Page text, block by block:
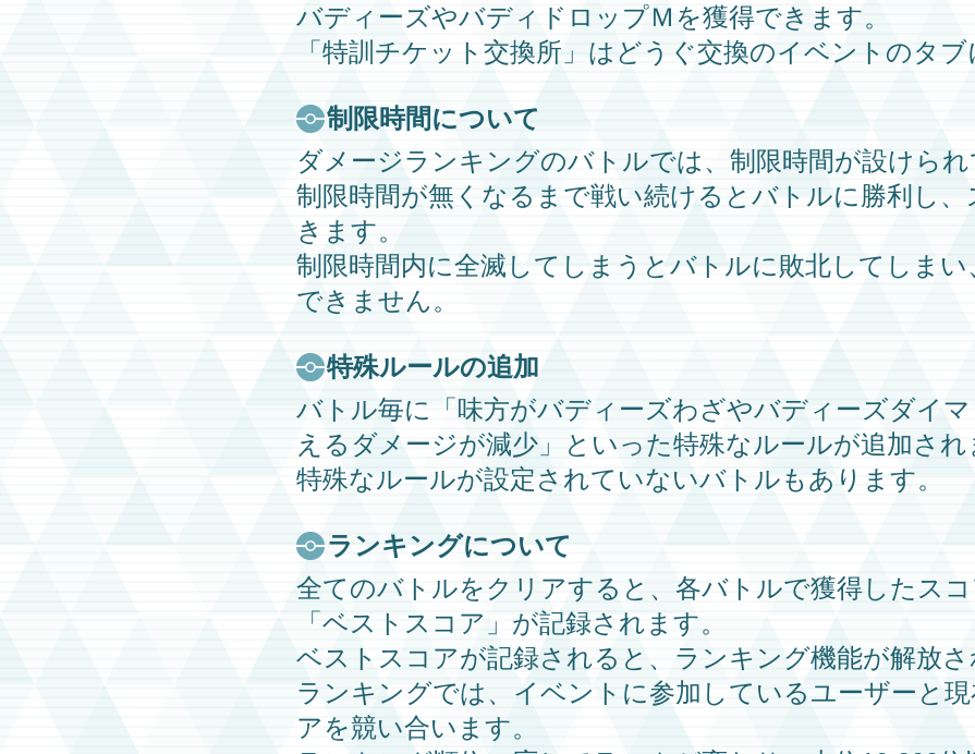
バディーズやバディドロップＭ を獲得できます。
「特訓チケット交換所」 はどうぐ交換のイベントのタブ
制限時間について
ダメージランキングのバトルでは、制限時間が設けられ
制限時間が無くなるまで戦い続けるとバトルに勝利し
きます。
制限時間内に全滅してしまうとバトルに敗北してしま
できません。
特殊ルールの追加
バトル毎に「味方がバディーズわざやバディーズダイ
えるダメージが減少」といった特殊なルールが追加され
特殊なルールが設定されていないバトルもあります。
ランキングについて
全てのバトルをクリアすると、各バトルで獲得したス
「ベストスコア」が記録されます。
ベストスコアが記録されると、ランキング機能が解放さ
ランキングでは、イベントに参加しているユーザーと
アを競い合います。